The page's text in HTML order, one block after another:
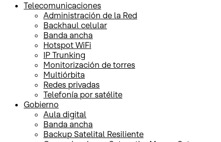
Telecomunicaciones
Administración de la Red
Backhaul celular
Banda ancha
Hotspot WiFi
IP Trunking
Monitorización de torres
Multiórbita
Redes privadas
Telefonía por satélite
Gobierno
Aula digital
Banda ancha
Backup Satelital Resiliente